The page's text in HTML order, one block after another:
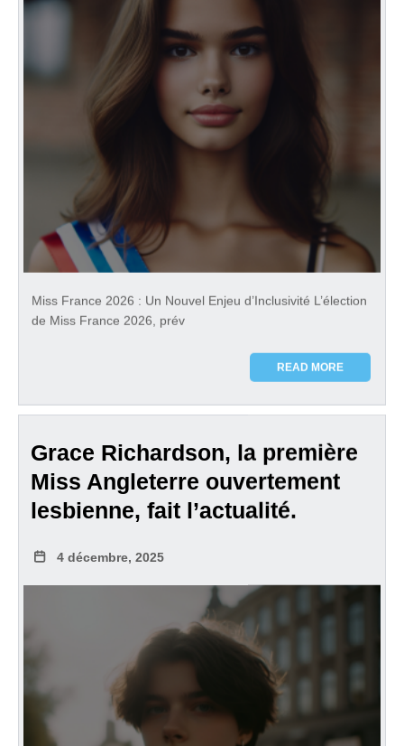
Miss France 2026 : Un Nouvel Enjeu d’Inclusivité L’élection
de Miss France 2026, prév
READ MORE
Grace Richardson, la première
Miss Angleterre ouvertement
lesbienne, fait l’actualité.
4 décembre, 2025